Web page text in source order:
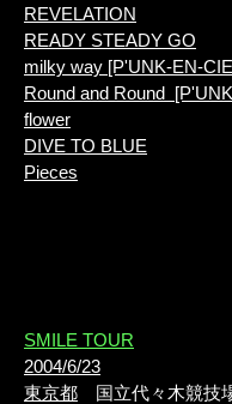
REVELATION
READY STEADY GO
milky way [P'UNK-EN-
Round and Round
flower
DIVE TO BLUE
Pieces
​SMILE TOUR
2004/6/23
東京都 国立代々木競技